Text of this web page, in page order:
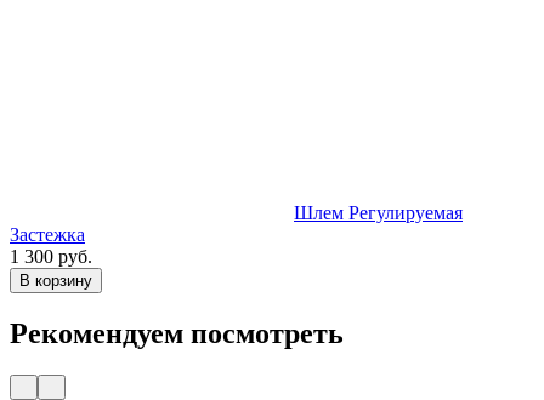
Шлем Регулируемая
Застежка
1 300 руб.
В корзину
Рекомендуем посмотреть